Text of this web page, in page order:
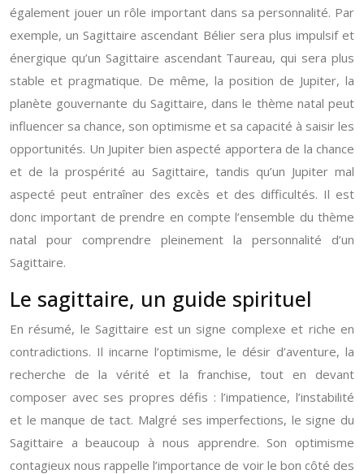
également jouer un rôle important dans sa personnalité. Par
exemple, un Sagittaire ascendant Bélier sera plus impulsif et
énergique qu’un Sagittaire ascendant Taureau, qui sera plus
stable et pragmatique. De même, la position de Jupiter, la
planète gouvernante du Sagittaire, dans le thème natal peut
influencer sa chance, son optimisme et sa capacité à saisir les
opportunités. Un Jupiter bien aspecté apportera de la chance
et de la prospérité au Sagittaire, tandis qu’un Jupiter mal
aspecté peut entraîner des excès et des difficultés. Il est
donc important de prendre en compte l’ensemble du thème
natal pour comprendre pleinement la personnalité d’un
Sagittaire.
Le sagittaire, un guide spirituel
En résumé, le Sagittaire est un signe complexe et riche en
contradictions. Il incarne l’optimisme, le désir d’aventure, la
recherche de la vérité et la franchise, tout en devant
composer avec ses propres défis : l’impatience, l’instabilité
et le manque de tact. Malgré ses imperfections, le signe du
Sagittaire a beaucoup à nous apprendre. Son optimisme
contagieux nous rappelle l’importance de voir le bon côté des